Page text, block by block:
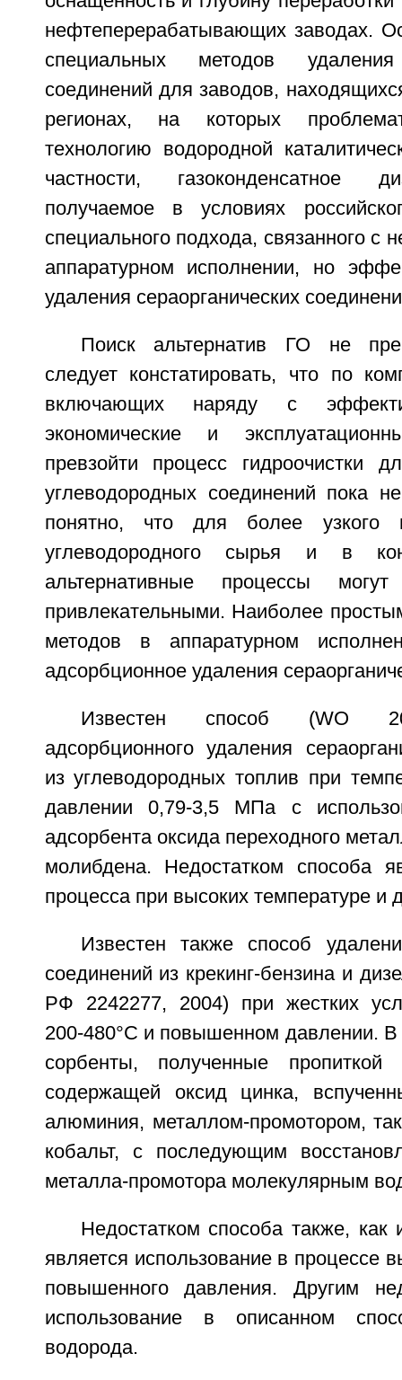
нефтеперерабатывающих заводах.
специальных методов удаления
соединений для заводов,
регионах, на которых
технологию водородной
частности, газоконденсатное
получаемое в условиях
специального подхода, связанного с
аппаратурном исполнении, но
удаления сераорганических
Поиск альтернатив ГО не
следует констатировать, что по
включающих наряду с
экономические и
превзойти процесс гидроочистки
углеводородных соединений пока
понятно, что для более узкого
углеводородного сырья и в
альтернативные процессы
привлекательными. Наиболее
методов в аппаратурном
адсорбционное удаления
Известен способ (WO
адсорбционного удаления
из углеводородных топлив при
давлении 0,79-3,5 МПа с
адсорбента оксида переходного
молибдена. Недостатком способа
процесса при высоких температуре и
Известен также способ
соединений из крекинг-бензина и
РФ 2242277, 2004) при жестких
200-480°C и повышенном давлении. В
сорбенты, полученные пропиткой
содержащей оксид цинка,
алюминия, металлом-промотором,
кобальт, с последующим
металла-промотора молекулярным
Недостатком способа также,
является использование в процессе
повышенного давления. Другим
использование в описанном
водорода.